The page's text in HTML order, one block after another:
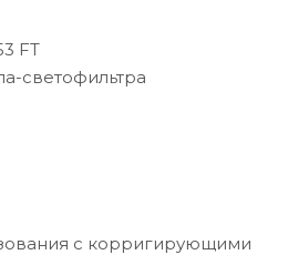
FT
светофильтра
с корригирующими